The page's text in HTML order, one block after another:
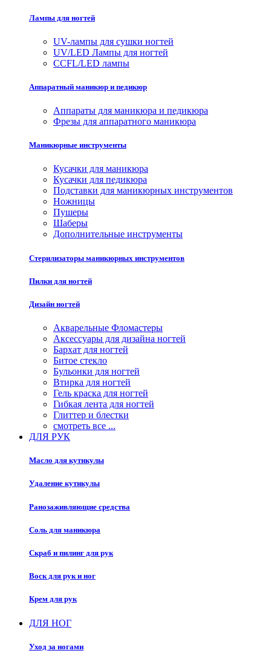
Лампы для ногтей
UV-лампы для сушки ногтей
UV/LED Лампы для ногтей
CCFL/LED лампы
Аппаратный маникюр и педикюр
Аппараты для маникюра и педикюра
Фрезы для аппаратного маникюра
Маникюрные инструменты
Кусачки для маникюра
Кусачки для педикюра
Подставки для маникюрных инструментов
Ножницы
Пушеры
Шаберы
Дополнительные инструменты
Стерилизаторы маникюрных инструментов
Пилки для ногтей
Дизайн ногтей
Акварельные Фломастеры
Аксессуары для дизайна ногтей
Бархат для ногтей
Битое стекло
Бульонки для ногтей
Втирка для ногтей
Гель краска для ногтей
Гибкая лента для ногтей
Глиттер и блестки
смотреть все ...
ДЛЯ РУК
Масло для кутикулы
Удаление кутикулы
Ранозаживляющие средства
Соль для маникюра
Скраб и пилинг для рук
Воск для рук и ног
Крем для рук
ДЛЯ НОГ
Уход за ногами